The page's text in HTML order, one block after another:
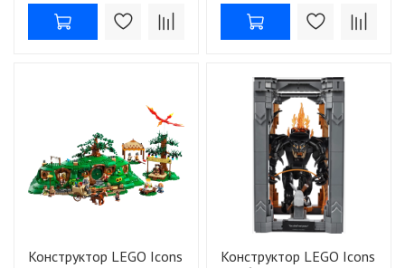
Конструктор LEGO Icons
Конструктор LEGO Icons